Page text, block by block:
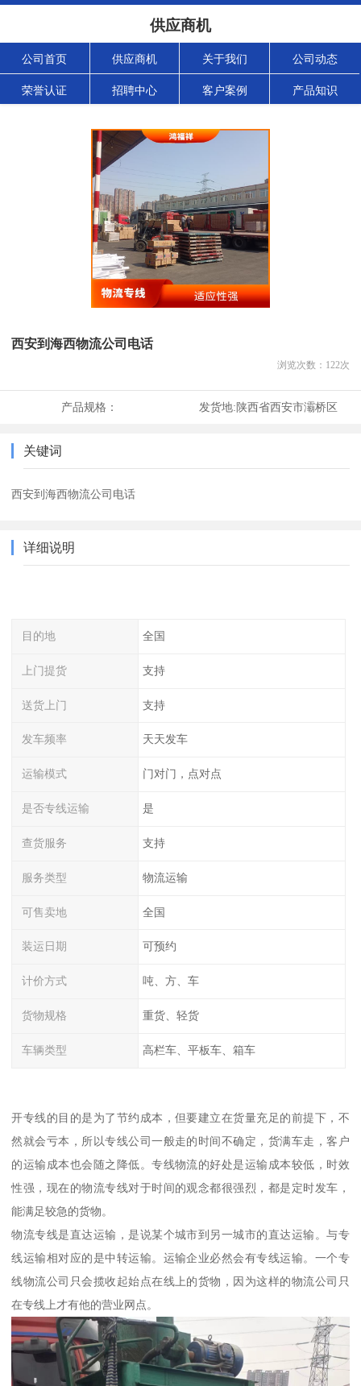
供应商机
公司首页 供应商机 关于我们 公司动态
荣誉认证 招聘中心 客户案例 产品知识
西安到海西物流公司电话
浏览次数： 122次
产品规格： 发货地:陕西省西安市灞桥区
关键词
西安到海西物流公司电话
详细说明
目的地 全国
上门提货 支持
送货上门 支持
发车频率 天天发车
运输模式 门对门，点对点
是否专线运输 是
查货服务 支持
服务类型 物流运输
可售卖地 全国
装运日期 可预约
计价方式 吨、方、车
货物规格 重货、轻货
车辆类型 高栏车、平板车、箱车
开专线的目的是为了节约成本，但要建立在货量充足的前提下，不
然就会亏本，所以专线公司一般走的时间不确定，货满车走，客户
的运输成本也会随之降低。专线物流的好处是运输成本较低，时效
性强，现在的物流专线对于时间的观念都很强烈，都是定时发车，
能满足较急的货物。
物流专线是直达运输，是说某个城市到另一城市的直达运输。与专
线运输相对应的是中转运输。运输企业必然会有专线运输。一个专
线物流公司只会揽收起始点在线上的货物，因为这样的物流公司只
在专线上才有他的营业网点。